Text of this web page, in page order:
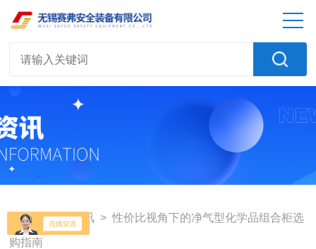
首页 >新闻资讯 > 性价比视角下的净气型化学品组合柜选
购指南